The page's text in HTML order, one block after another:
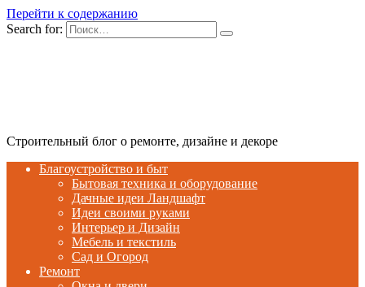
Перейти к содержанию
Search for:
Строительный блог о ремонте, дизайне и декоре
Благоустройство и быт
Бытовая техника и оборудование
Дачные идеи Ландшафт
Идеи своими руками
Интерьер и Дизайн
Мебель и текстиль
Сад и Огород
Ремонт